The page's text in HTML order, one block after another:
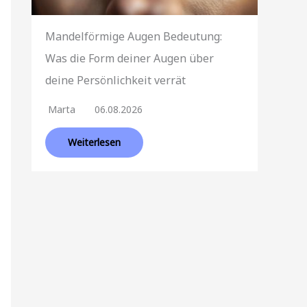
Mandelförmige Augen Bedeutung:
Was die Form deiner Augen über
deine Persönlichkeit verrät
Marta 06.08.2026
Weiterlesen